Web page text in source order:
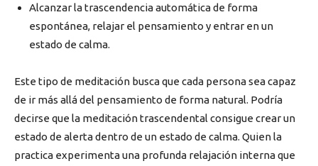
Alcanzar la trascendencia automática de forma
espontánea, relajar el pensamiento y entrar en un
estado de calma.
Este tipo de meditación busca que cada persona sea capaz
de ir más allá del pensamiento de forma natural. Podría
decirse que la meditación trascendental consigue crear un
estado de alerta dentro de un estado de calma. Quien la
practica experimenta una profunda relajación interna que